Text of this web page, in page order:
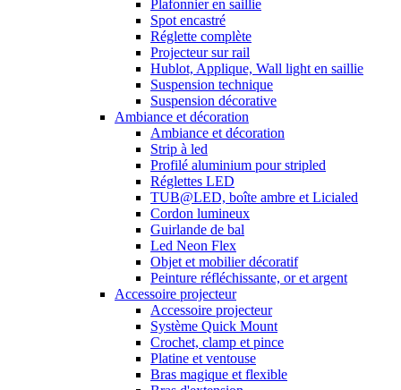
Plafonnier en saillie
Spot encastré
Réglette complète
Projecteur sur rail
Hublot, Applique, Wall light en saillie
Suspension technique
Suspension décorative
Ambiance et décoration
Ambiance et décoration
Strip à led
Profilé aluminium pour stripled
Réglettes LED
TUB@LED, boîte ambre et Licialed
Cordon lumineux
Guirlande de bal
Led Neon Flex
Objet et mobilier décoratif
Peinture réfléchissante, or et argent
Accessoire projecteur
Accessoire projecteur
Système Quick Mount
Crochet, clamp et pince
Platine et ventouse
Bras magique et flexible